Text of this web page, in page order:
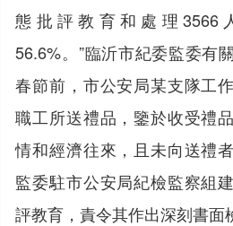
態批評教育和處理3566
56.6%。”臨沂市紀委監委有
春節前，市公安局某支隊工
職工所送禮品，鑒於收受禮
情和經濟往來，且未向送禮
監委駐市公安局紀檢監察組
評教育，責令其作出深刻書面